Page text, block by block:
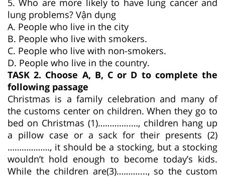
lung problems? Vận dụng
A. People who live in the city
B. People who live with smokers.
C. People who live with non-smokers.
D. People who live in the country.
TASK 2. Choose A, B, C or D to complete the
following passage
Christmas is a family celebration and many of
the customs center on children. When they go to
bed on Christmas (1)…………..…, children hang up
a pillow case or a sack for their presents (2)
………………, it should be a stocking, but a stocking
wouldn’t hold enough to become today’s kids.
While the children are(3)………...., so the custom